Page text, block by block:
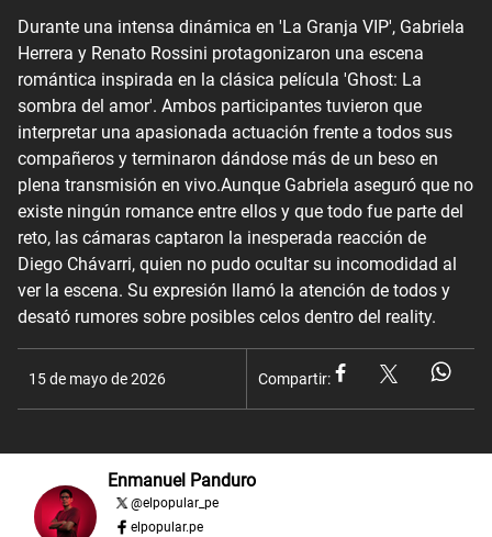
Durante una intensa dinámica en 'La Granja VIP', Gabriela
Herrera y Renato Rossini protagonizaron una escena
romántica inspirada en la clásica película 'Ghost: La
sombra del amor'. Ambos participantes tuvieron que
interpretar una apasionada actuación frente a todos sus
compañeros y terminaron dándose más de un beso en
plena transmisión en vivo.Aunque Gabriela aseguró que no
existe ningún romance entre ellos y que todo fue parte del
reto, las cámaras captaron la inesperada reacción de
Diego Chávarri, quien no pudo ocultar su incomodidad al
ver la escena. Su expresión llamó la atención de todos y
desató rumores sobre posibles celos dentro del reality.
15 de mayo de 2026 Compartir:
Enmanuel Panduro
@elpopular_pe
elpopular.pe